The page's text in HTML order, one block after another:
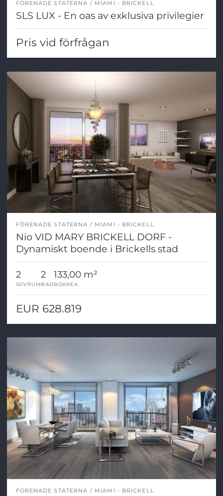
FÖRENADE STATERNA MIAMI - BRICKELL
SLS LUX - En oas av exklusiva privilegier
Pris vid förfrågan
FÖRENADE STATERNA MIAMI - BRICKELL
Nio VID MARY BRICKELL DORF -
Dynamiskt boende i Brickells stad
2
SOVRUM
2
BAD
133,00 m²
BOAREA
EUR 628.819
FÖRENADE STATERNA MIAMI - BRICKELL